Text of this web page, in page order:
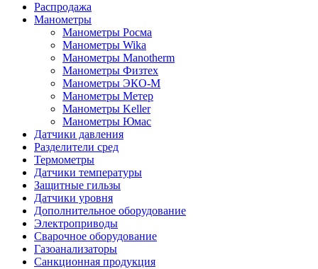
Распродажа
Манометры
Манометры Росма
Манометры Wika
Манометры Manotherm
Манометры Физтех
Манометры ЭКО-М
Манометры Метер
Манометры Keller
Манометры Юмас
Датчики давления
Разделители сред
Термометры
Датчики температуры
Защитные гильзы
Датчики уровня
Дополнительное оборудование
Электроприводы
Сварочное оборудование
Газоанализаторы
Санкционная продукция